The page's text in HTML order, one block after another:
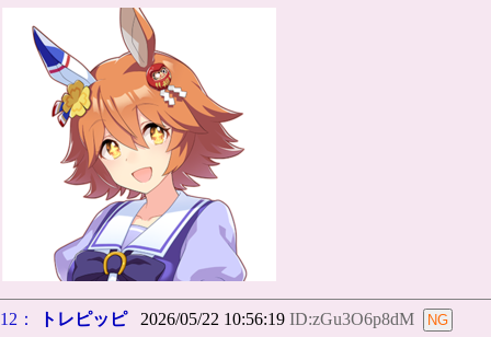
12： トレピッピ2026/05/22 10:56:19 ID:zGu3O6p8dM